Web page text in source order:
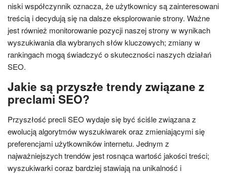
niski współczynnik oznacza, że użytkownicy są zainteresowani
treścią i decydują się na dalsze eksplorowanie strony. Ważne
jest również monitorowanie pozycji naszej strony w wynikach
wyszukiwania dla wybranych słów kluczowych; zmiany w
rankingach mogą świadczyć o skuteczności naszych działań
SEO.
Jakie są przyszłe trendy związane z
preclami SEO?
Przyszłość precli SEO wydaje się być ściśle związana z
ewolucją algorytmów wyszukiwarek oraz zmieniającymi się
preferencjami użytkowników internetu. Jednym z
najważniejszych trendów jest rosnąca wartość jakości treści;
wyszukiwarki coraz bardziej stawiają na unikalność i